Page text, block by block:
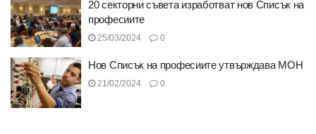
20 секторни съвета изработват нов Списък на
професиите
25/03/2024 0
Нов Списък на професиите утвърждава МОН
21/02/2024 0